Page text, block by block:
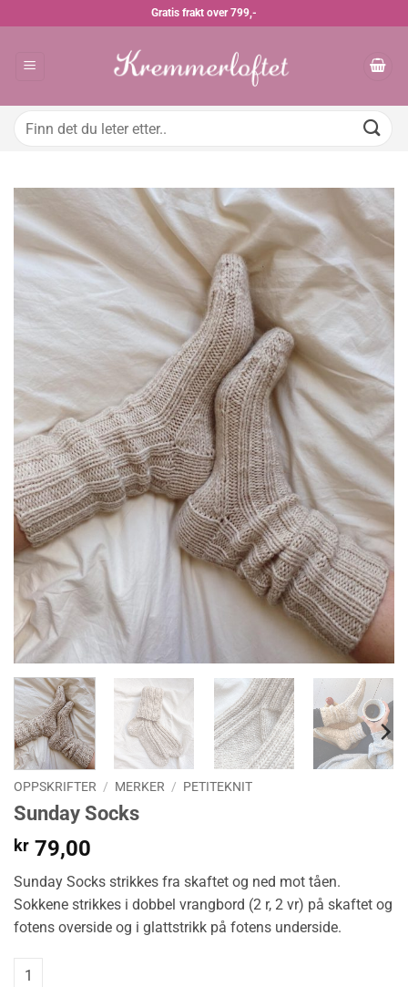
Gratis frakt over 799,-
Søk
OPPSKRIFTER / MERKER / PETITEKNIT
Sunday Socks
kr 79,00
Sunday Socks strikkes fra skaftet og ned mot tåen.
Sokkene strikkes i dobbel vrangbord (2 r, 2 vr) på skaftet og
fotens overside og i glattstrikk på fotens underside.
Sunday Socks quantity